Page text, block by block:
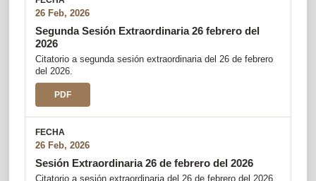
26 Feb, 2026
Segunda Sesión Extraordinaria 26 febrero del
2026
Citatorio a segunda sesión extraordinaria del 26 de febrero
del 2026.
PDF
26 Feb, 2026
Sesión Extraordinaria 26 de febrero del 2026
Citatorio a sesión extraordinaria del 26 de febrero del 2026.